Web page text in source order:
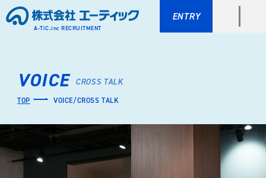
A-TiC.inc RECRUITMENT
ENTRY
VOICE CROSS TALK
TOP VOICE/CROSS TALK